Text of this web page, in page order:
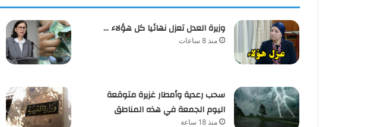
وزيرة العدل تعزل نهائيا كل هؤلاء …
منذ 8 ساعات
سحب رعدية وأمطار غزيرة متوقعة
اليوم الجمعة في هذه المناطق
منذ 18 ساعة